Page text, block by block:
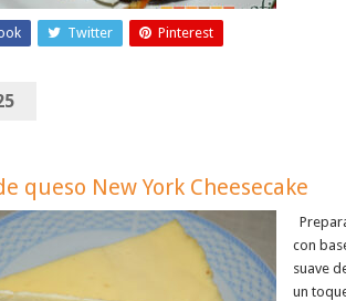
Twitter Pinterest
queso New York Cheesecake
con
suave
un